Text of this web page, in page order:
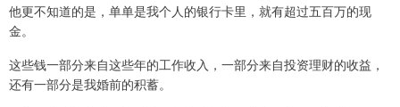
他更不知道的是，单单是我个人的银行卡里，就有超过五百万的现
金。
这些钱一部分来自这些年的工作收入，一部分来自投资理财的收益，
还有一部分是我婚前的积蓄。